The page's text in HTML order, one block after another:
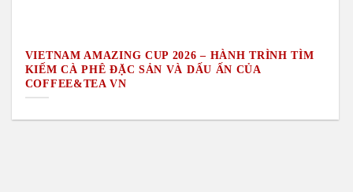
VIETNAM AMAZING CUP 2026 – HÀNH TRÌNH TÌM
KIẾM CÀ PHÊ ĐẶC SẢN VÀ DẤU ẤN CỦA
COFFEE&TEA VN